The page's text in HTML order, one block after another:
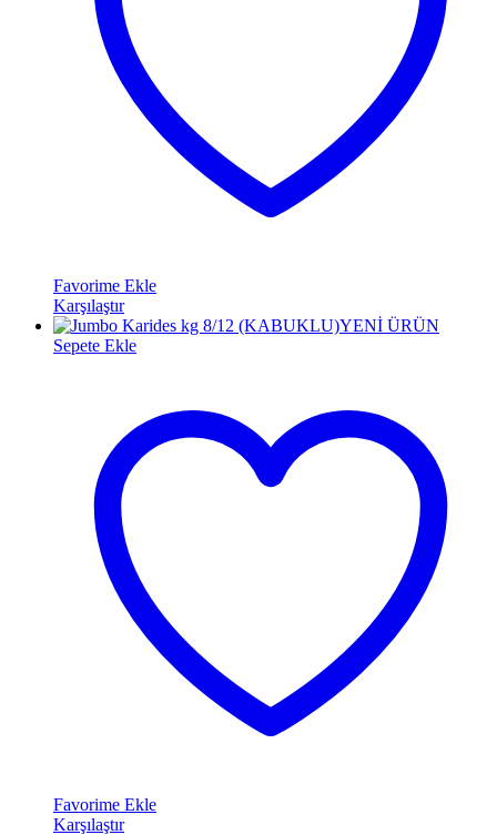
Favorime Ekle
Karşılaştır
YENİ ÜRÜN
Sepete Ekle
Favorime Ekle
Karşılaştır